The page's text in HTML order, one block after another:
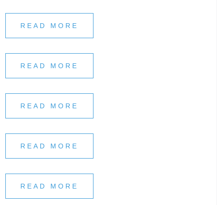
READ MORE
READ MORE
READ MORE
READ MORE
READ MORE